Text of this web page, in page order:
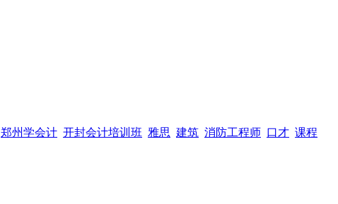
郑州学会计 开封会计培训班 雅思 建筑 消防工程师 口才 课程